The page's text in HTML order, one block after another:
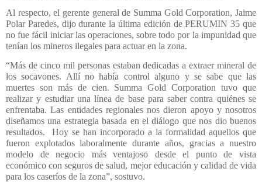
Al respecto, el gerente general de Summa Gold Corporation, Jaime
Polar Paredes, dijo durante la última edición de PERUMIN 35 que
no fue fácil iniciar las operaciones, sobre todo por la impunidad que
tenían los mineros ilegales para actuar en la zona.
“Más de cinco mil personas estaban dedicadas a extraer mineral de
los socavones. Allí no había control alguno y se sabe que las
muertes son más de cien. Summa Gold Corporation tuvo que
realizar y estudiar una línea de base para saber contra quiénes se
enfrentaba. Las entidades regionales nos dieron apoyo y nosotros
diseñamos una estrategia basada en el diálogo que nos dio buenos
resultados. Hoy se han incorporado a la formalidad aquellos que
fueron explotados laboralmente durante años, gracias a nuestro
modelo de negocio más ventajoso desde el punto de vista
económico con seguros de salud, mejor educación y calidad de vida
para los caseríos de la zona”, sostuvo.